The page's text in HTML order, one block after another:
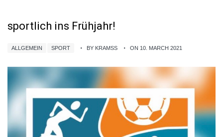
sportlich ins Frühjahr!
ALLGEMEIN SPORT BY KRAMSS ON 10. MARCH 2021